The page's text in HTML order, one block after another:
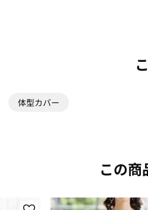
体型カバー
この商